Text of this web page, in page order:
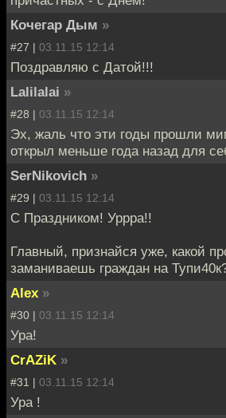
Кочегар Дым »
#27 | 03.11.15 12:14
Поздравляю с Датой!!!
Lalilalai »
#28 | 03.11.15 12:14
Эх, жаль что эти годы прошли
открыл меньше года назад для
SerNikovich »
#29 | 03.11.15 12:14
С Праздником! Уррра!!
Главный, признайся уже, какой
заманиваешь граждан на
Alex »
#30 | 03.11.15 12:14
Ура!
CrAZiK »
#31 | 03.11.15 12:14
Ура !